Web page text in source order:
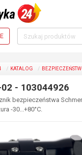
KATALOG
- 103044926
bezpieczeństwa
-30...+80°C.